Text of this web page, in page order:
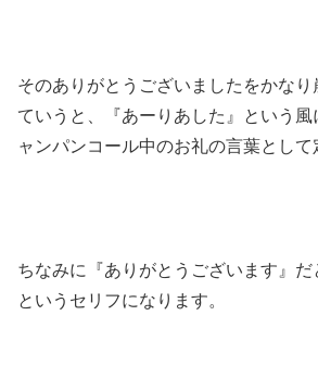
そのありがとうございましたをかな
ていうと、『あーりあした』という
ャンパンコール中のお礼の言葉として
ちなみに『ありがとうございます』だ
というセリフになります。